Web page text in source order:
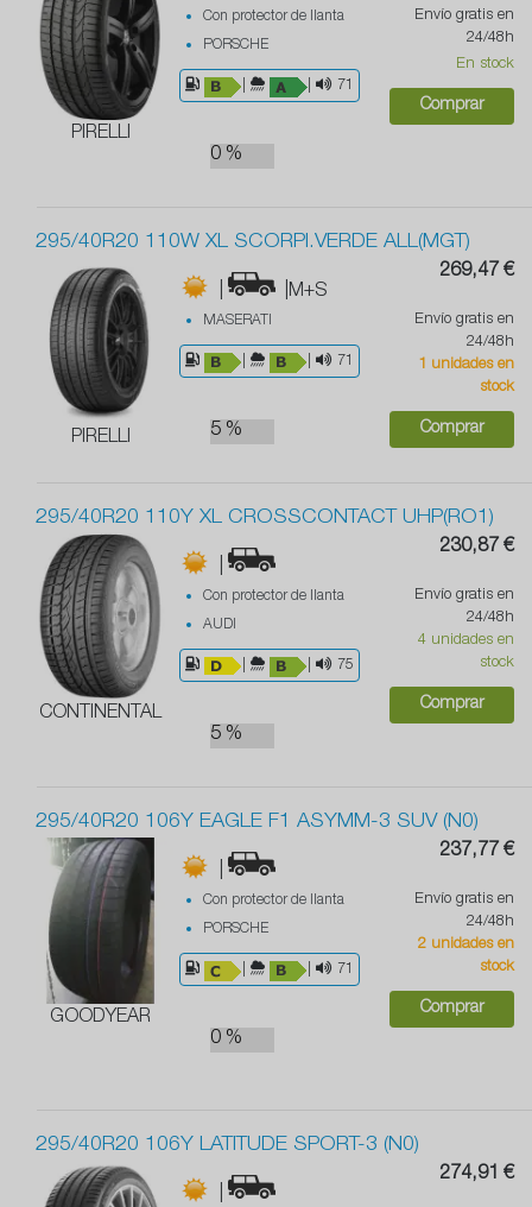
PIRELLI
Con protector de llanta
PORSCHE
71
0 %
Envío gratis en
24/48h
En stock
Comprar
295/40R20 110W XL SCORPI.VERDE ALL(MGT)
PIRELLI
| |M+S
MASERATI
71
5 %
269,47 €
Envío gratis en
24/48h
1 unidades en
stock
Comprar
295/40R20 110Y XL CROSSCONTACT UHP(RO1)
CONTINENTAL
|
Con protector de llanta
AUDI
75
5 %
230,87 €
Envío gratis en
24/48h
4 unidades en
stock
Comprar
295/40R20 106Y EAGLE F1 ASYMM-3 SUV (N0)
GOODYEAR
|
Con protector de llanta
PORSCHE
71
0 %
237,77 €
Envío gratis en
24/48h
2 unidades en
stock
Comprar
295/40R20 106Y LATITUDE SPORT-3 (N0)
|
274,91 €